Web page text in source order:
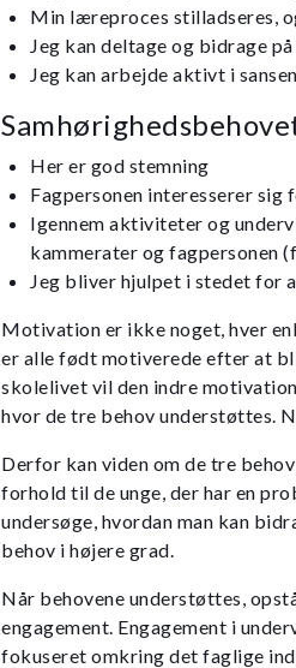
Min læreproces stilladseres,
Jeg kan deltage og bidrage
Jeg kan arbejde aktivt i
Her er god stemning
Fagpersonen interesserer sig
Igennem aktiviteter og
kammerater og fagpersonen
Jeg bliver hjulpet i stedet for
Motivation er ikke noget, hver
er alle født motiverede efter at
skolelivet vil den indre
hvor de tre behov understøttes.
Derfor kan viden om de tre
forhold til de unge, der har en
undersøge, hvordan man kan
behov i højere grad.
Når behovene understøttes,
engagement. Engagement i
fokuseret omkring det faglige